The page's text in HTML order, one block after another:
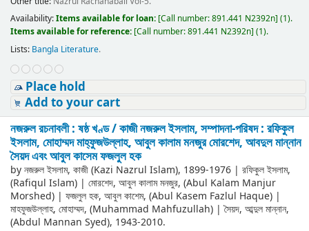
Availability:Items available for loan: [Call number:891.441 N2392n] (1).
Items available for reference: [Call number:891.441 N2392n] (1).
Lists: Bangla Literature.
Place hold
Add to your cart
নজরুল রচনাবলী : ষষ্ঠ খণ্ড /কাজী নজরুল ইসলাম, সম্পাদনা-পরিষদ : রফিকুল
ইসলাম, মোহাম্মদ মাহ্‌ফুজউল্লাহ, আবুল কালাম মনজুর মোরশেদ, আবদুল মান্নান
সৈয়দ এবং আবুল কাসেম ফজলুল হক
byনজরুল ইসলাম, কাজী (Kazi Nazrul Islam), 1899-1976| রফিকুল ইসলাম,
(Rafiqul Islam)| মোরশেদ, আবুল কালাম মনজুর, (Abul Kalam Manjur
Morshed)| ফজলুল হক, আবুল কাশেম, (Abul Kasem Fazlul Haque)|
মাহফুজউল্লাহ, মোহাম্মদ, (Muhammad Mahfuzullah)|সৈয়দ, আব্দুল মান্নান,
(Abdul Mannan Syed), 1943-2010.